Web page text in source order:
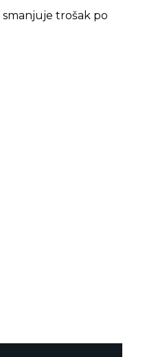
smanjuje trošak po